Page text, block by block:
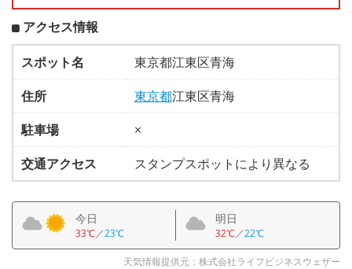
アクセス情報
スポット名
東京都江東区青海
住所
東京都江東区青海
駐車場
×
交通アクセス
スタンプスポットにより異なる
今日
33℃／23℃
明日
32℃／22℃
天気情報提供元：株式会社ライフビジネスウェザー